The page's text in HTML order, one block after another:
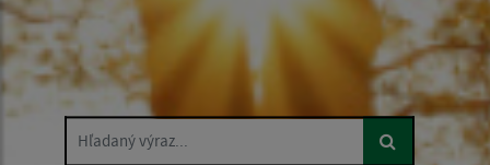
Hľadaný výraz...